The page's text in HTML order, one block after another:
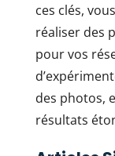
ces clés,
réaliser des
pour vos
des photos,
résultats